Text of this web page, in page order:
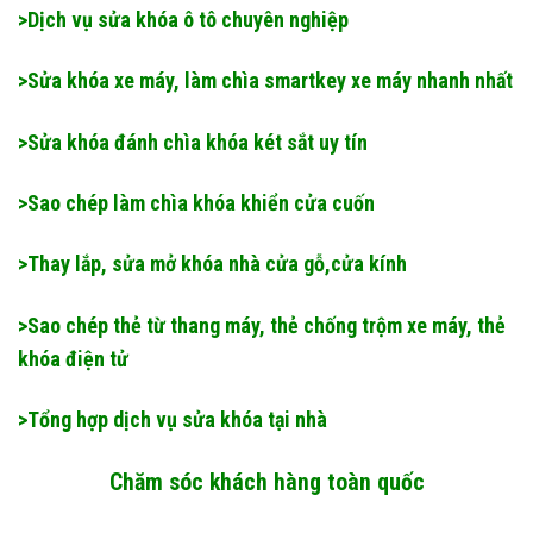
>Dịch vụ sửa khóa ô tô chuyên nghiệp
>Sửa khóa xe máy, làm chìa smartkey xe máy nhanh nhất
>Sửa khóa đánh chìa khóa két sắt uy tín
>Sao chép làm chìa khóa khiển cửa cuốn
>Thay lắp, sửa mở khóa nhà cửa gỗ,cửa kính
>Sao chép thẻ từ thang máy, thẻ chống trộm xe máy, thẻ
khóa điện tử
>Tổng hợp dịch vụ sửa khóa tại nhà
Chăm sóc khách hàng toàn quốc